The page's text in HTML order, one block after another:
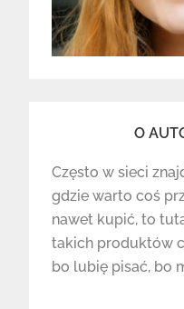
O
Często w sieci
gdzie warto coś
nawet kupić, to
takich produktów
bo lubię pisać, bo